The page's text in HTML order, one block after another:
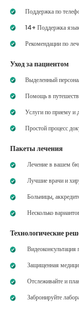
Поддержка по
14+ Поддержка
Рекомендации по
Уход за пациентом
Выделенный
Помощь в
Услуги по приему и
Простой процесс
Пакеты лечения
Лечение в вашем
Лучшие врачи и
Больницы,
Несколько
Технологические
Видеоконсультация
Защищенная
Отслеживайте и
Забронируйте